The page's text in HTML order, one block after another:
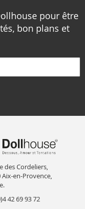
pour être
bon plans et
des Cordeliers,
Aix-en-Provence,
42 69 93 72